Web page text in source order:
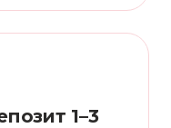
1–3